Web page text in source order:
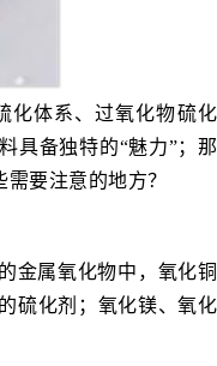
化体系、过氧化物硫
具备独特的“魅力”；
要注意的地方？
金属氧化物中，氧化铜
硫化剂；氧化镁、氧